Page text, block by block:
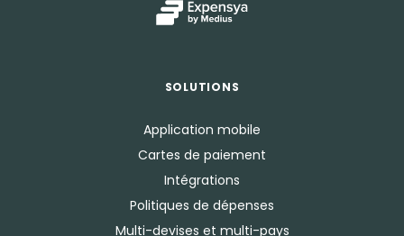
SOLUTIONS
Application mobile
Cartes de paiement
Intégrations
Politiques de dépenses
Multi-devises et multi-pays